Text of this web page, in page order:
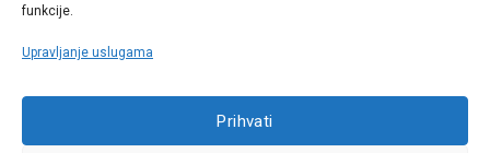
funkcije.
Upravljanje uslugama
Prihvati
Call centar
+38513030300